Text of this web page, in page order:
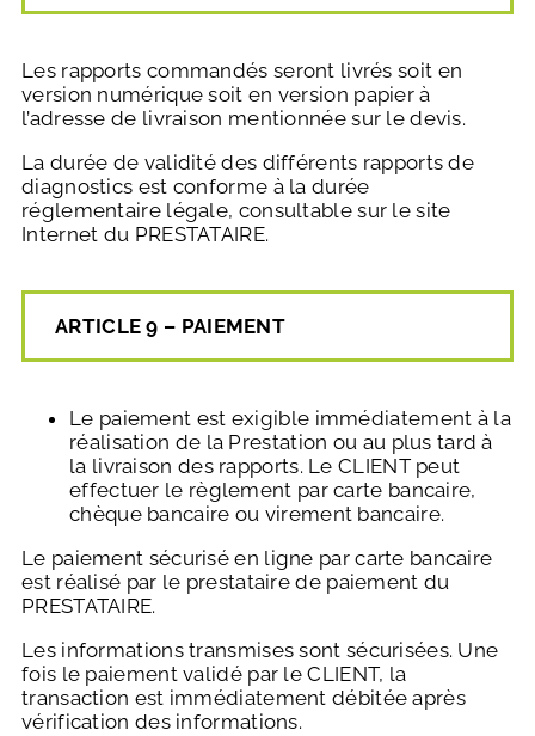
Les rapports commandés seront livrés soit en
version numérique soit en version papier à
l’adresse de livraison mentionnée sur le devis.
La durée de validité des différents rapports de
diagnostics est conforme à la durée
réglementaire légale, consultable sur le site
Internet du PRESTATAIRE.
ARTICLE 9 – PAIEMENT
Le paiement est exigible immédiatement à la
réalisation de la Prestation ou au plus tard à
la livraison des rapports. Le CLIENT peut
effectuer le règlement par carte bancaire,
chèque bancaire ou virement bancaire.
Le paiement sécurisé en ligne par carte bancaire
est réalisé par le prestataire de paiement du
PRESTATAIRE.
Les informations transmises sont sécurisées. Une
fois le paiement validé par le CLIENT, la
transaction est immédiatement débitée après
vérification des informations.